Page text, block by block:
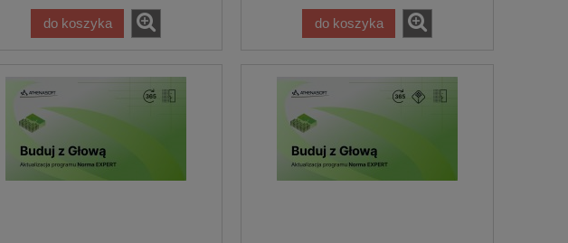
do koszyka do koszyka